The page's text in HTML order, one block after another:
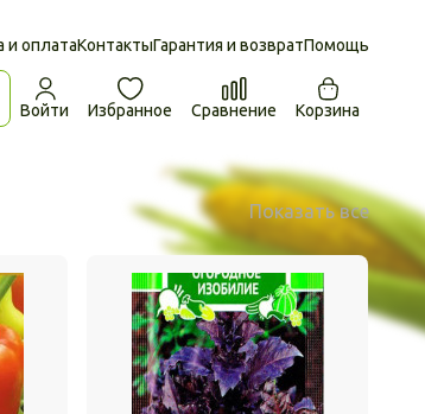
и оплатаКонтактыГарантия и возвратПомощь
Войти Избранное Сравнение Корзина
Показать все